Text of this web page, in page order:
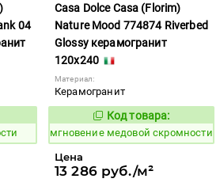
04
Casa Dolce Casa (Florim)
Nature Mood 774874 Riverbed
Glossy керамогранит
120x240
Материал:
Керамогранит
944468
Код товара:
мгновение медовой скромности
Цена
13 286 руб./м²